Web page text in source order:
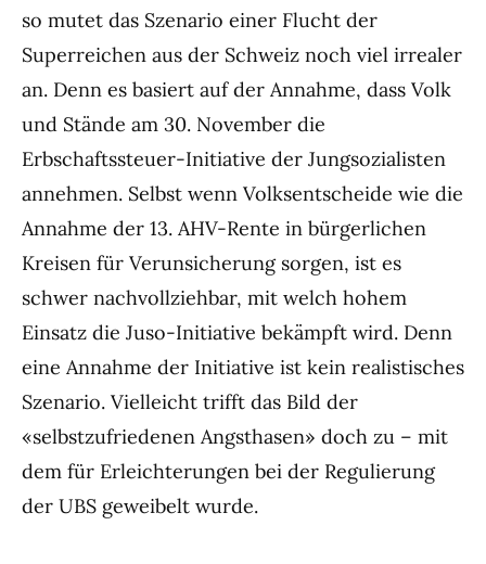
so mutet das Szenario einer Flucht der
Superreichen aus der Schweiz noch viel irrealer
an. Denn es basiert auf der Annahme, dass Volk
und Stände am 30. November die
Erbschaftssteuer-Initiative der Jungsozialisten
annehmen. Selbst wenn Volksentscheide wie die
Annahme der 13. AHV-Rente in bürgerlichen
Kreisen für Verunsicherung sorgen, ist es
schwer nachvollziehbar, mit welch hohem
Einsatz die Juso-Initiative bekämpft wird. Denn
eine Annahme der Initiative ist kein realistisches
Szenario. Vielleicht trifft das Bild der
«selbstzufriedenen Angsthasen» doch zu – mit
dem für Erleichterungen bei der Regulierung
der UBS geweibelt wurde.